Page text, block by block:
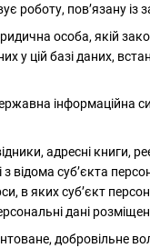
роботу, пов’язану із
особа, якій
у цій базі даних,
інформаційна
адресні книги,
з відома суб’єкта
в яких суб’єкт
дані
добровільне